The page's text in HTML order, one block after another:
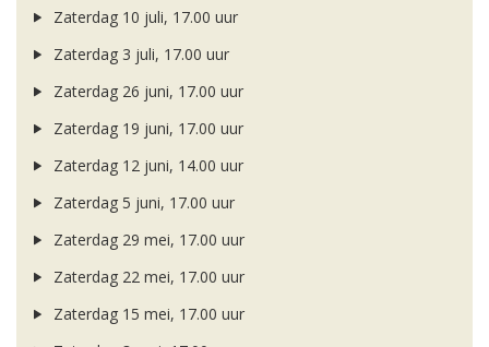
Zaterdag 10 juli, 17.00 uur
Zaterdag 3 juli, 17.00 uur
Zaterdag 26 juni, 17.00 uur
Zaterdag 19 juni, 17.00 uur
Zaterdag 12 juni, 14.00 uur
Zaterdag 5 juni, 17.00 uur
Zaterdag 29 mei, 17.00 uur
Zaterdag 22 mei, 17.00 uur
Zaterdag 15 mei, 17.00 uur